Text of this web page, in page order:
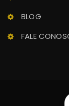
BLOG
FALE